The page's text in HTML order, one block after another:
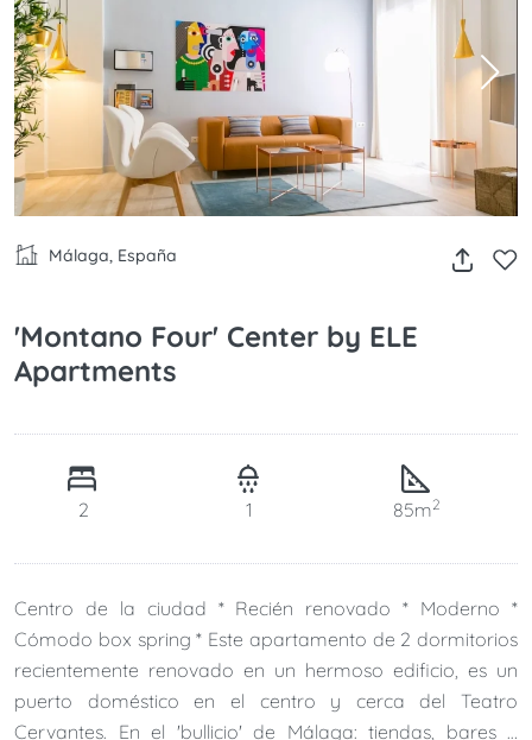
Málaga, España
'Montano Four' Center by ELE
Apartments
2 1 85m2
Centro de la ciudad * Recién renovado * Moderno *
Cómodo box spring * Este apartamento de 2 dormitorios
recientemente renovado en un hermoso edificio, es un
puerto doméstico en el centro y cerca del Teatro
Cervantes. En el 'bullicio' de Málaga: tiendas, bares y